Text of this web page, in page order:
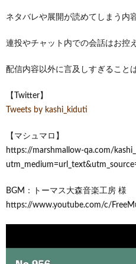
ネタバレや展開が読めてしまう内
連投やチャット内での会話はお控
配信内容以外に言及しすぎること
【Twitter】
Tweets by kashi_kiduti
【マシュマロ】
https://marshmallow-qa.com/
BGM：トーマス大森音楽工房 様
https://www.youtube.com/c/